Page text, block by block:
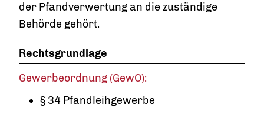
der Pfandverwertung an die zuständige
Behörde gehört.
Rechtsgrundlage
Gewerbeordnung (GewO):
§ 34 Pfandleihgewerbe